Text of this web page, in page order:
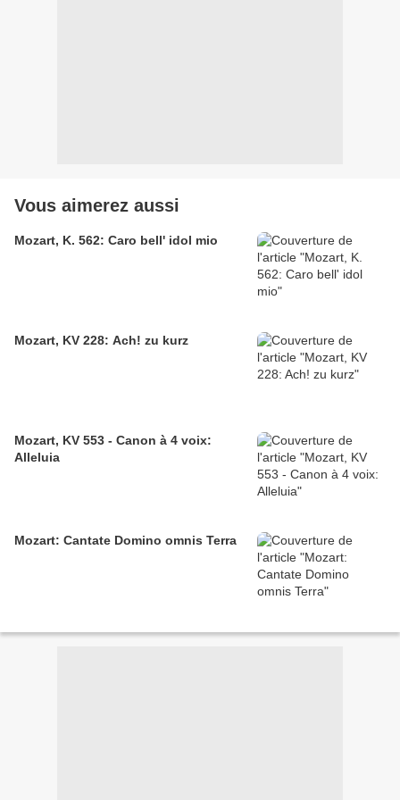
Vous aimerez aussi
Mozart, K. 562: Caro bell' idol mio
Mozart, KV 228: Ach! zu kurz
Mozart, KV 553 - Canon à 4 voix:
Alleluia
Mozart: Cantate Domino omnis Terra